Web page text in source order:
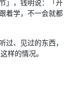
」，钱明说：「开
着学，不一会就都
过、见过的东西，
样的情况。